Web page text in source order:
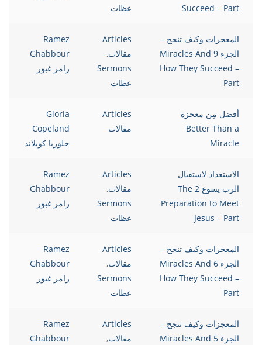
Succeed – Part
عظات
المعجزات وكيف تنجح –
الجزء 9 Miracles And
How They Succeed –
Part
Articles
مقالات,
Sermons
عظات
Ramez
Ghabbour
رامز غبور
أفضل مِن معجزة
Better Than a
Miracle
Articles
مقالات
Gloria
Copeland
جلوريا كوبلاند
الاستعداد لاستقبال
الرب يسوع 2 The
Preparation to Meet
Jesus – Part
Articles
مقالات,
Sermons
عظات
Ramez
Ghabbour
رامز غبور
المعجزات وكيف تنجح –
الجزء 6 Miracles And
How They Succeed –
Part
Articles
مقالات,
Sermons
عظات
Ramez
Ghabbour
رامز غبور
المعجزات وكيف تنجح –
الجزء 5 Miracles And
Articles
مقالات,
Ramez
Ghabbour